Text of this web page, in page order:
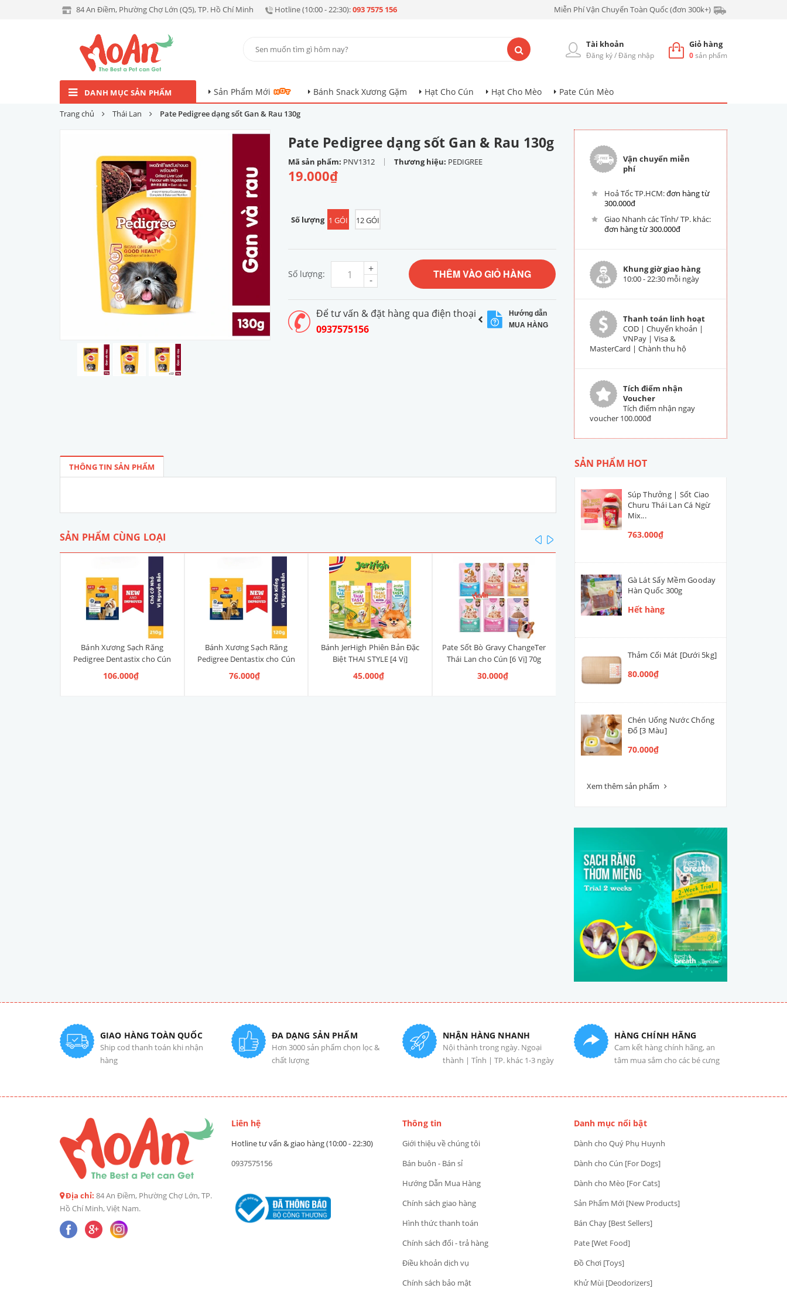
84 An Điềm, Phường Chợ Lớn (Q5), TP. Hồ Chí Minh Hotline (10:00 - 22:30):093 7575 156 Miễn Phí Vận Chuyển Toàn Quốc (đơn 300k+)
Giỏ hàng
0sản phẩm
Tài khoản
Đăng ký/Đăng nhập
DANH MỤC SẢN PHẨM Sản Phẩm Mới Bánh Snack Xương Gặm Hạt Cho Cún Hạt Cho Mèo Pate Cún Mèo
Trang chủ Thái Lan Pate Pedigree dạng sốt Gan & Rau 130g
Pate Pedigree dạng sốt Gan & Rau 130g
Mã sản phẩm: PNV1312 | Thương hiệu: PEDIGREE
19.000₫
Số lượng 1 GÓI 12 GÓI
Số lượng: -
+ THÊM VÀO GIỎ HÀNG
Để tư vấn & đặt hàng qua điện thoại
0937575156
Hướng dẫn
MUA HÀNG
Vận chuyển miễn
phí
Hoả Tốc TP.HCM:đơn hàng từ
300.000đ
Giao Nhanh các Tỉnh/ TP. khác:
đơn hàng từ 300.000đ
Khung giờ giao hàng
10:00 - 22:30 mỗi ngày
Thanh toán linh hoạt
COD | Chuyển khoản |
VNPay | Visa &
MasterCard | Chành thu hộ
Tích điểm nhận
Voucher
Tích điểm nhận ngay
voucher 100.000đ
THÔNG TIN SẢN PHẨM
SẢN PHẨM CÙNG LOẠI
Bánh Xương Sạch Răng
Pedigree Dentastix cho Cún
vừa 210g (14 Thanh, Vị
Truyền Thống)
106.000₫
Bánh Xương Sạch Răng
Pedigree Dentastix cho Cún
nhỏ 120g (14 Thanh, Vị
Truyền Thống)
76.000₫
Bánh JerHigh Phiên Bản Đặc
Biệt THAI STYLE [4 Vị]
45.000₫
Pate Sốt Bò Gravy ChangeTer
Thái Lan cho Cún [6 Vị] 70g
30.000₫
Thái Lan Cá Ngừ Mix (Hộp
100 tuýp)
763.000₫
prev
SẢN PHẨM HOT
Súp Thưởng | Sốt Ciao
Churu Thái Lan Cá Ngừ
Mix...
763.000₫
Gà Lát Sấy Mềm Gooday
Hàn Quốc 300g
Hết hàng
Thảm Cối Mát [Dưới 5kg]
80.000₫
Chén Uống Nước Chống
Đổ [3 Màu]
70.000₫
Xem thêm sản phẩm
GIAO HÀNG TOÀN QUỐC
Ship cod thanh toán khi nhận
hàng
ĐA DẠNG SẢN PHẨM
Hơn 3000 sản phẩm chọn lọc &
chất lượng
NHẬN HÀNG NHANH
Nội thành trong ngày. Ngoại
thành | Tỉnh | TP. khác 1-3 ngày
HÀNG CHÍNH HÃNG
Cam kết hàng chính hãng, an
tâm mua sắm cho các bé cưng
Địa chỉ: 84 An Điềm, Phường Chợ Lớn, TP.
Hồ Chí Minh, Việt Nam.
Liên hệ
Hotline tư vấn & giao hàng (10:00 - 22:30)
0937575156
Thông tin
Giới thiệu về chúng tôi
Bán buôn - Bán sỉ
Hướng Dẫn Mua Hàng
Chính sách giao hàng
Hình thức thanh toán
Chính sách đổi - trả hàng
Điều khoản dịch vụ
Chính sách bảo mật
Danh mục nổi bật
Dành cho Quý Phụ Huynh
Dành cho Cún [For Dogs]
Dành cho Mèo [For Cats]
Sản Phẩm Mới [New Products]
Bán Chạy [Best Sellers]
Pate [Wet Food]
Đồ Chơi [Toys]
Khử Mùi [Deodorizers]